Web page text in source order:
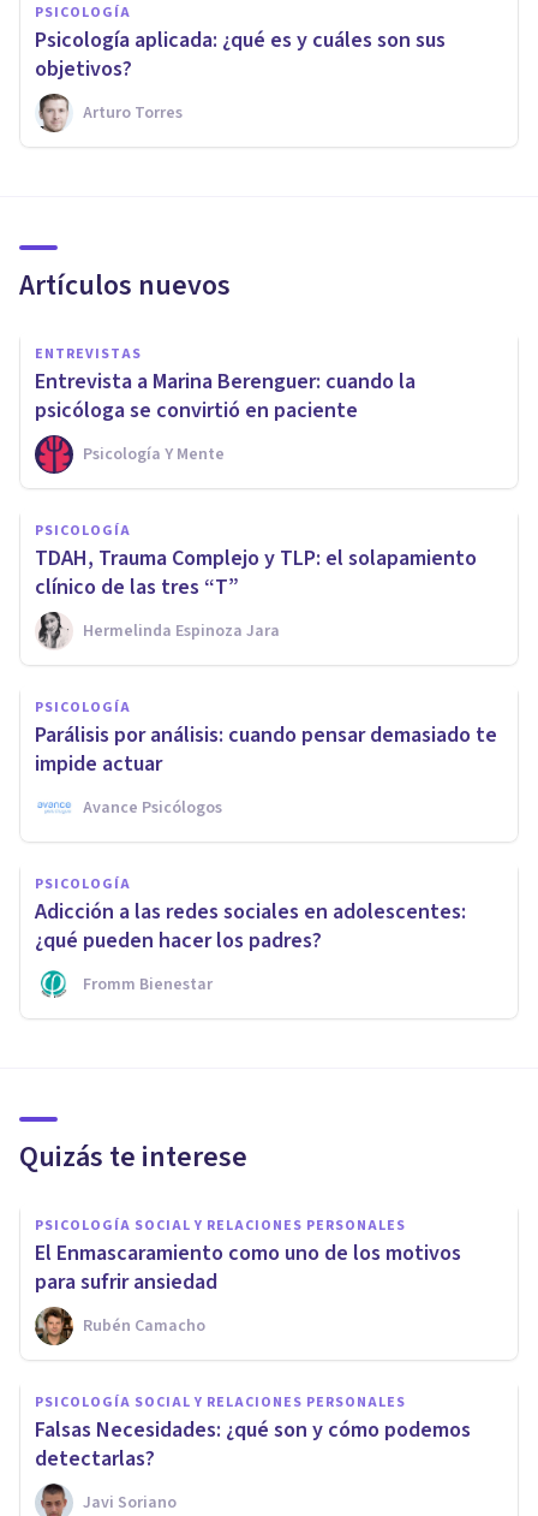
PSICOLOGÍA
​Psicología aplicada: ¿qué es y cuáles son sus
objetivos?
Arturo Torres
Artículos nuevos
ENTREVISTAS
Entrevista a Marina Berenguer: cuando la
psicóloga se convirtió en paciente
Psicología Y Mente
PSICOLOGÍA
TDAH, Trauma Complejo y TLP: el solapamiento
clínico de las tres “T”
Hermelinda Espinoza Jara
PSICOLOGÍA
Parálisis por análisis: cuando pensar demasiado te
impide actuar
Avance Psicólogos
PSICOLOGÍA
Adicción a las redes sociales en adolescentes:
¿qué pueden hacer los padres?
Fromm Bienestar
Quizás te interese
PSICOLOGÍA SOCIAL Y RELACIONES PERSONALES
El Enmascaramiento como uno de los motivos
para sufrir ansiedad
Rubén Camacho
PSICOLOGÍA SOCIAL Y RELACIONES PERSONALES
Falsas Necesidades: ¿qué son y cómo podemos
detectarlas?
Javi Soriano